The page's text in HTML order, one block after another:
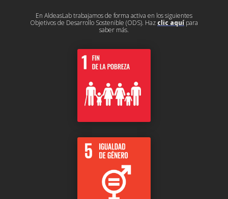
En AldeasLab trabajamos de forma activa en los siguientes
Objetivos de Desarrollo Sostenible (ODS). Haz clic aquípara
saber más.